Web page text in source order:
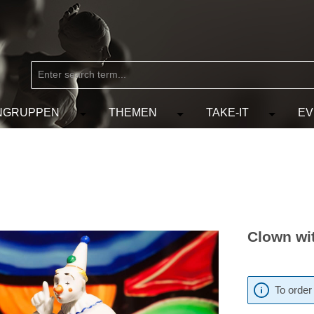
the category MARKEN
the dropdown menu from the category KÜNSTLER
Open or close the dropdown menu from the
THEMEN Open or close the
TAKE-IT Open or
Clown
To